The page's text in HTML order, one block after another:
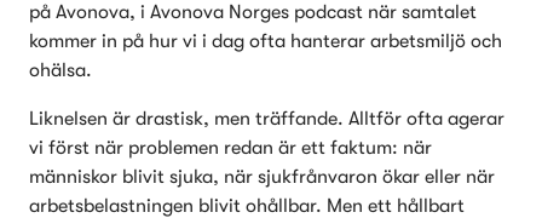
på Avonova, i Avonova Norges podcast när samtalet
kommer in på hur vi i dag ofta hanterar arbetsmiljö och
ohälsa.
Liknelsen är drastisk, men träffande. Alltför ofta agerar
vi först när problemen redan är ett faktum: när
människor blivit sjuka, när sjukfrånvaron ökar eller när
arbetsbelastningen blivit ohållbar. Men ett hållbart